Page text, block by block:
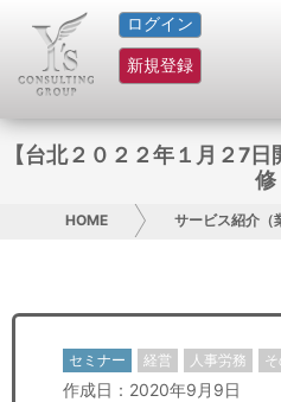
ログイン
新規登録
HOME
サービス紹介
コラム
お問い合わせ
日本人にPR
【台北２０２２年１月２7
修
HOME サービス紹介（
セミナー 経営 人事労務
作成日：2020年9月9日